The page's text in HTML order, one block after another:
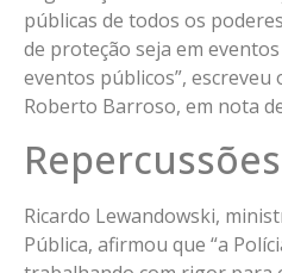
públicas de todos os
de proteção seja em
eventos públicos”, escreveu
Roberto Barroso, em nota
Ricardo Lewandowski,
Pública, afirmou que “a